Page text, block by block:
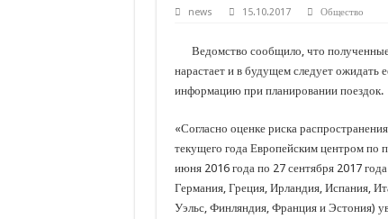
С нового учебного года в 35 школах Кубани
Важные правила обращения в вашу страховую
В городах и районах Кубани отметили День
Стартовал прием заявок на 20-й юбилейный
news 15.10.2017 Общество
Ведомство сообщило, что
нарастает и в будущем следует ожидать
информацию при планировании поездок.
«Согласно оценке риска
текущего года Европейским центром по
июня 2016 года по 27 сентября 2017
Германия, Греция, Ирландия, Испания,
Уэльс, Финляндия, Франция и Эстония)